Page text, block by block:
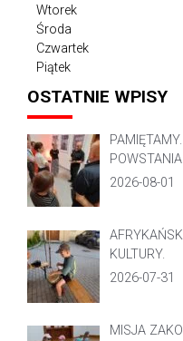
Wtorek
Środa
Czwartek
Piątek
OSTATNIE WPISY
2026-08-01
KULTURY.
2026-07-31
MISJA